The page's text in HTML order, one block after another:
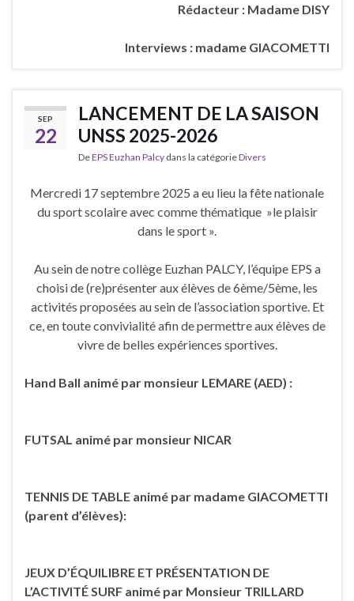
Rédacteur : Madame DISY
Interviews : madame GIACOMETTI
SEP
22
LANCEMENT DE LA SAISON
UNSS 2025-2026
DeEPS Euzhan Palcy dans la catégorieDivers
Mercredi 17 septembre 2025 a eu lieu la fête nationale
du sport scolaire avec comme thématique »le plaisir
dans le sport ».
Au sein de notre collège Euzhan PALCY, l’équipe EPS a
choisi de (re)présenter aux élèves de 6ème/5ème, les
activités proposées au sein de l’association sportive. Et
ce, en toute convivialité afin de permettre aux élèves de
vivre de belles expériences sportives.
Hand Ball animé par monsieur LEMARE (AED) :
FUTSAL animé par monsieur NICAR
TENNIS DE TABLE animé par madame GIACOMETTI
(parent d’élèves):
JEUX D’ÉQUILIBRE ET PRÉSENTATION DE
L’ACTIVITÉ SURF animé par Monsieur TRILLARD